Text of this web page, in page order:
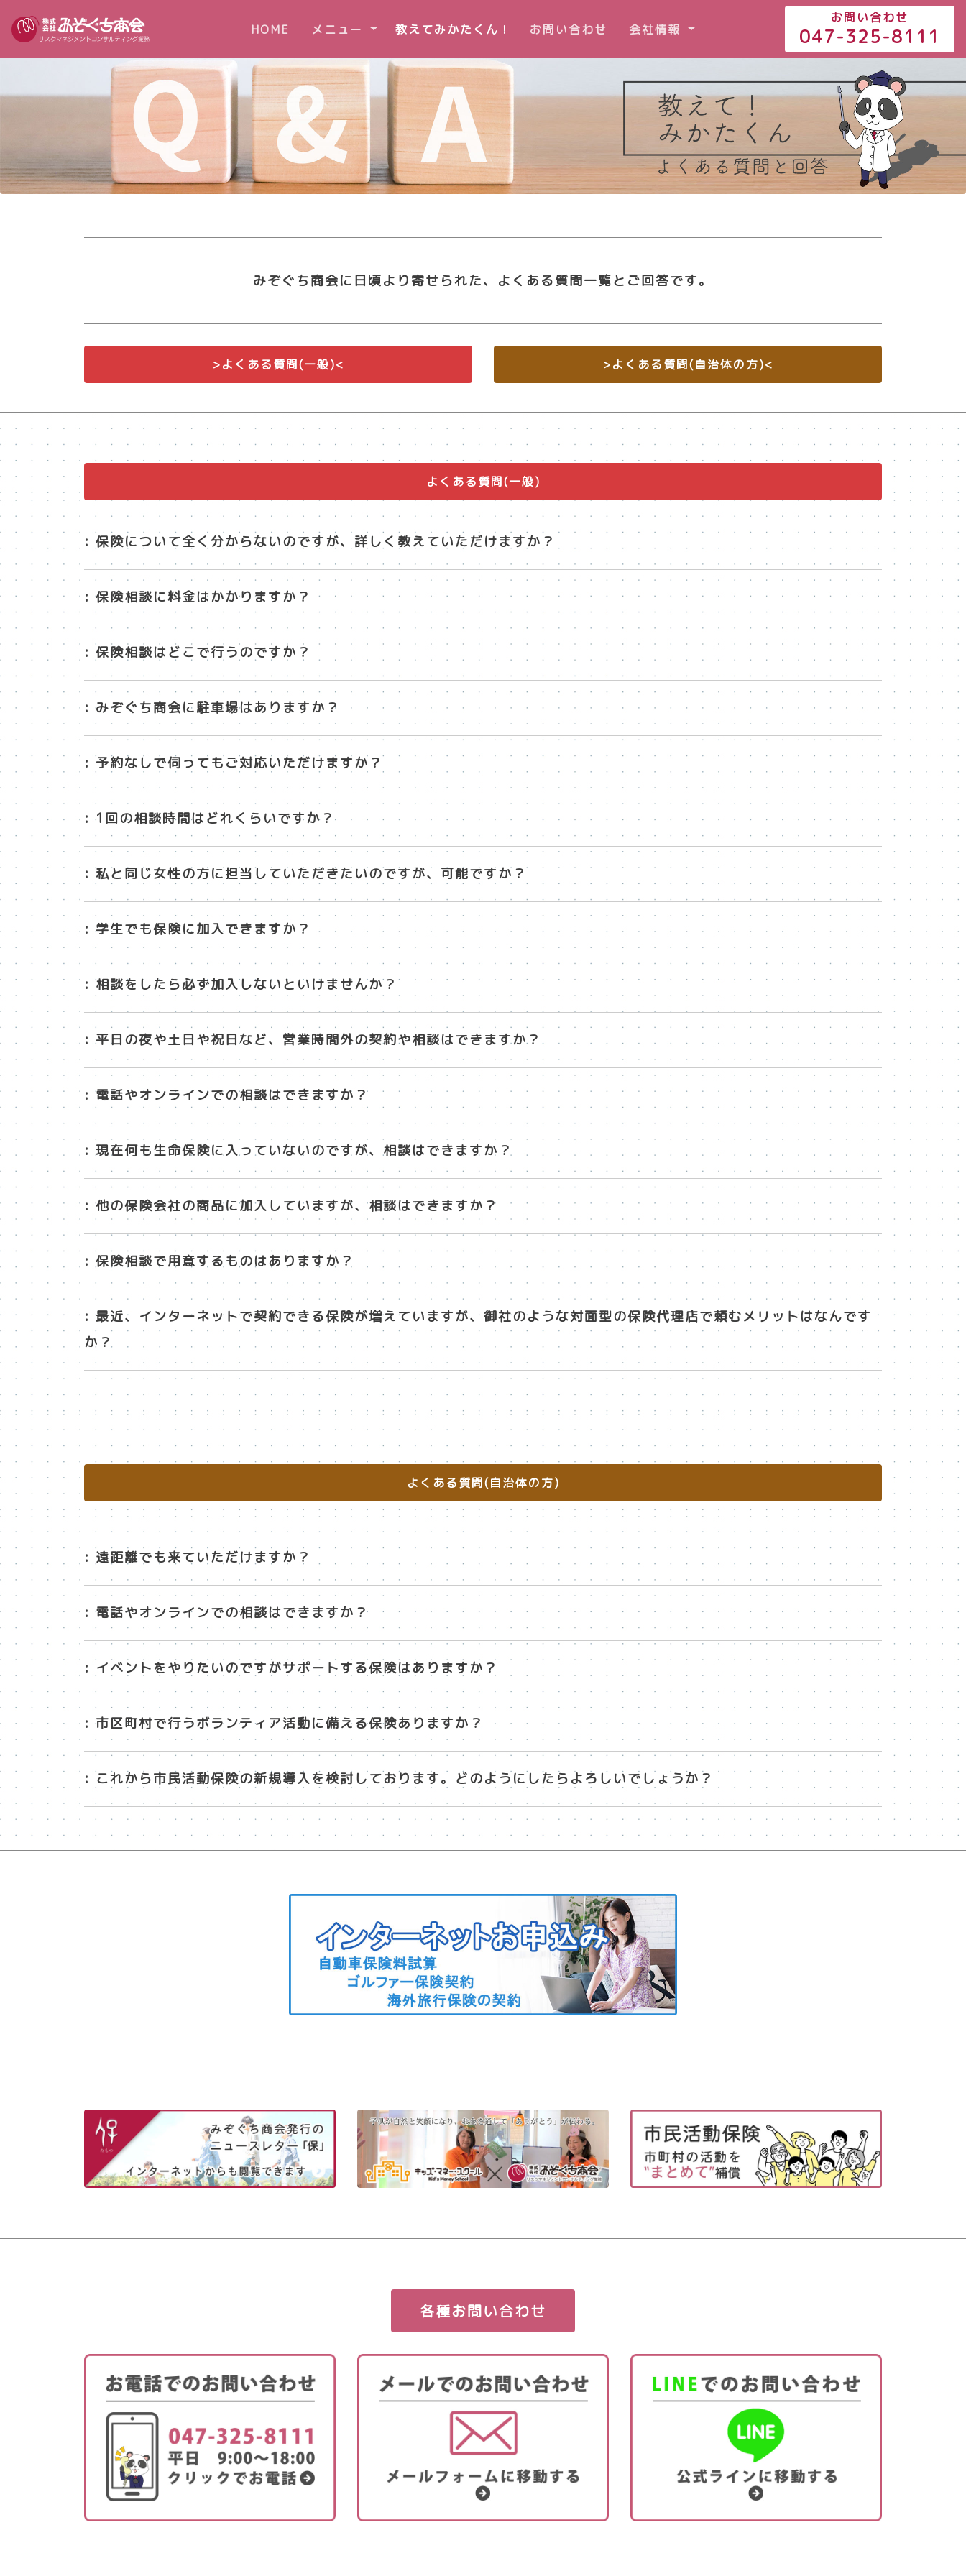
HOME (current)
メニュー 教えてみかたくん！ お問い合わせ 会社情報
お問い合わせ
047-325-8111
みぞぐち商会に日頃より寄せられた、よくある質問一覧とご回答です。
>よくある質問(一般)< >よくある質問(自治体の方)<
よくある質問(一般)
: 保険について全く分からないのですが、詳しく教えていただけますか？
: 保険相談に料金はかかりますか？
: 保険相談はどこで行うのですか？
: みぞぐち商会に駐車場はありますか？
: 予約なしで伺ってもご対応いただけますか？
: 1回の相談時間はどれくらいですか？
: 私と同じ女性の方に担当していただきたいのですが、可能ですか？
: 学生でも保険に加入できますか？
: 相談をしたら必ず加入しないといけませんか？
: 平日の夜や土日や祝日など、営業時間外の契約や相談はできますか？
: 電話やオンラインでの相談はできますか？
: 現在何も生命保険に入っていないのですが、相談はできますか？
: 他の保険会社の商品に加入していますが、相談はできますか？
: 保険相談で用意するものはありますか？
: 最近、インターネットで契約できる保険が増えていますが、御社のような対面型の保険代理店で頼むメリットはなんです
か？
よくある質問(自治体の方)
: 遠距離でも来ていただけますか？
: 電話やオンラインでの相談はできますか？
: イベントをやりたいのですがサポートする保険はありますか？
: 市区町村で行うボランティア活動に備える保険ありますか？
: これから市民活動保険の新規導入を検討しております。どのようにしたらよろしいでしょうか？
各種お問い合わせ